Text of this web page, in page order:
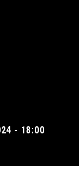
- 18:00